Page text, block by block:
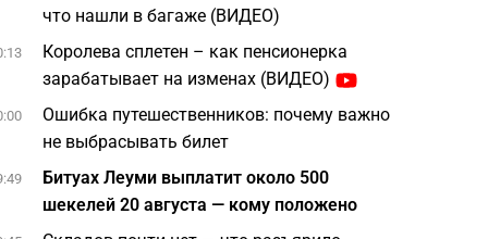
что нашли в багаже (ВИДЕО)
Королева сплетен – как пенсионерка
зарабатывает на изменах (ВИДЕО)
Ошибка путешественников: почему важно
не выбрасывать билет
Битуах Леуми выплатит около 500
шекелей 20 августа — кому положено